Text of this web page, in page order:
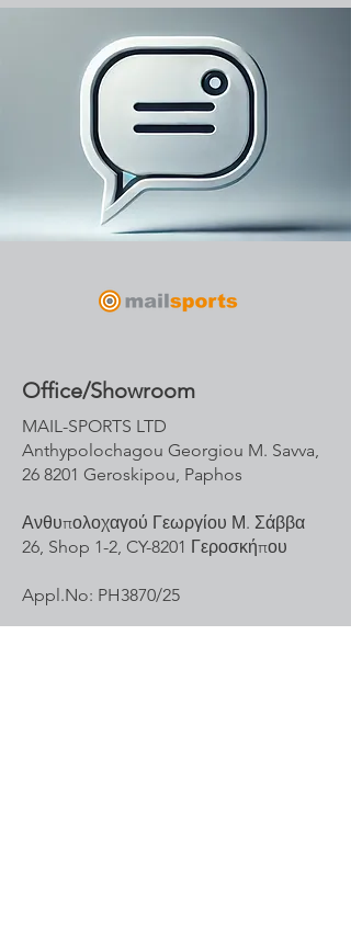
Office/Showroom
MAIL-SPORTS LTD
Anthypolochagou Georgiou M. Savva,
26 8201 Geroskipou, Paphos
Ανθυπολοχαγού Γεωργίου Μ. Σάββα
26, Shop 1-2, CY-8201 Γεροσκήπου
Appl.No: PH3870/25